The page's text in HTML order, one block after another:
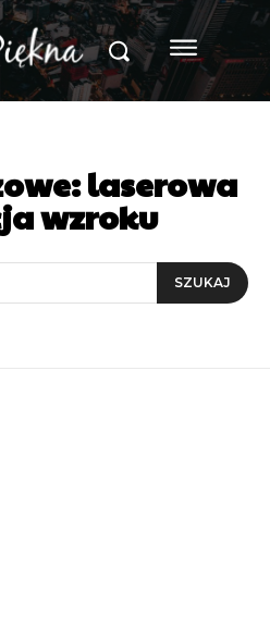
laserowa
wzroku
SZUKAJ